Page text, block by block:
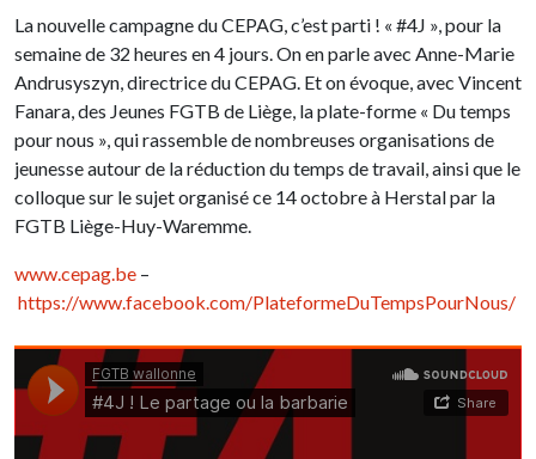
La nouvelle campagne du CEPAG, c’est parti ! « #4J », pour la
semaine de 32 heures en 4 jours. On en parle avec Anne-Marie
Andrusyszyn, directrice du CEPAG. Et on évoque, avec Vincent
Fanara, des Jeunes FGTB de Liège, la plate-forme « Du temps
pour nous », qui rassemble de nombreuses organisations de
jeunesse autour de la réduction du temps de travail, ainsi que le
colloque sur le sujet organisé ce 14 octobre à Herstal par la
FGTB Liège-Huy-Waremme.
www.cepag.be –
https://www.facebook.com/PlateformeDuTempsPourNous/